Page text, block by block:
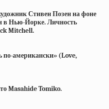
Стивен Позен на фоне
в Нью-Йорке. Личность
Mitchell.
по-американски» (Love,
Masahide Tomiko.